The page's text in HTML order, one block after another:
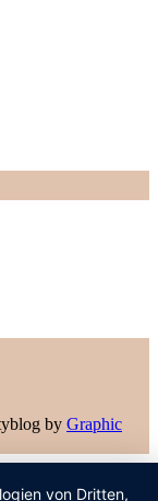
by Graphic
von Dritten,